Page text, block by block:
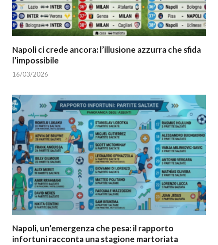
Napoli ci crede ancora: l’illusione azzurra che sfida
l’impossibile
16/03/2026
Napoli, un’emergenza che pesa: il rapporto
infortuni racconta una stagione martoriata